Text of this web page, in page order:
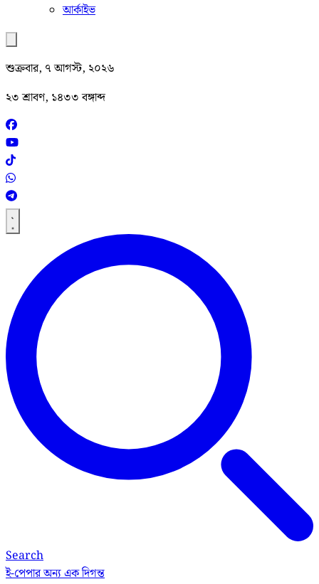
আর্কাইভ
শুক্রবার, ৭ আগস্ট, ২০২৬
২৩ শ্রাবণ, ১৪৩৩ বঙ্গাব্দ
Search
ই-পেপারঅন্য এক দিগন্ত